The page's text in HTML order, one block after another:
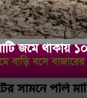
জমে থাকায়